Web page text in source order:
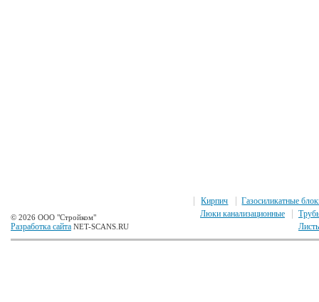
© 2026 ООО "Стройком"
Разработка сайта NET-SCANS.RU
Кирпич
Газосиликатные
Люки канализационные